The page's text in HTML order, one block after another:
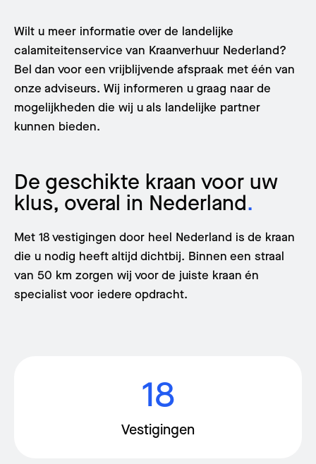
Wilt u meer informatie over de landelijke
calamiteitenservice van Kraanverhuur Nederland?
Bel dan voor een vrijblijvende afspraak met één van
onze adviseurs. Wij informeren u graag naar de
mogelijkheden die wij u als landelijke partner
kunnen bieden.
De geschikte kraan voor uw
klus, overal in Nederland.
Met 18 vestigingen door heel Nederland is de kraan
die u nodig heeft altijd dichtbij. Binnen een straal
van 50 km zorgen wij voor de juiste kraan én
specialist voor iedere opdracht.
18
Vestigingen